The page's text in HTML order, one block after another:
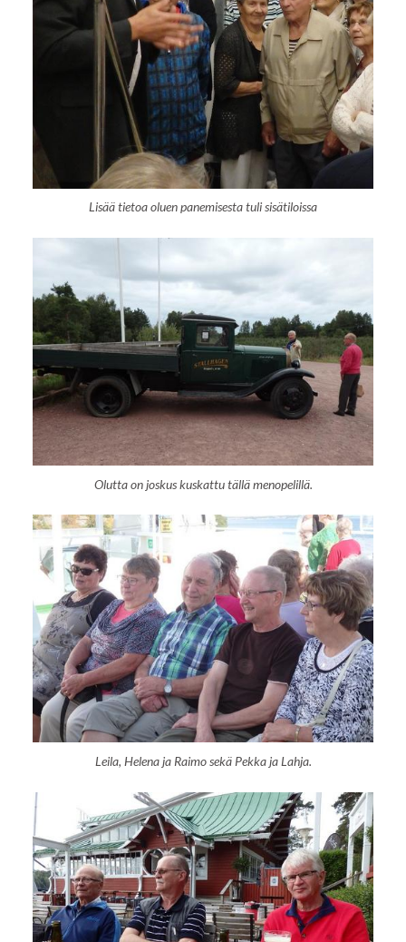
Lisää tietoa oluen panemisesta tuli sisätiloissa
Olutta on joskus kuskattu tällä menopelillä.
Leila, Helena ja Raimo sekä Pekka ja Lahja.